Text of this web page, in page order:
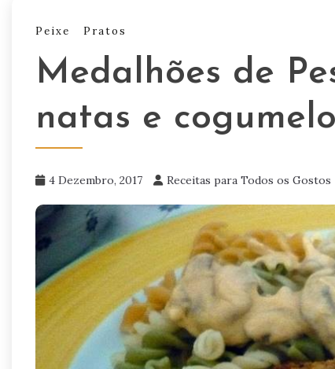
Peixe Pratos
Medalhões de
natas e
4 Dezembro, 2017 Receitas para Todos os Gostos